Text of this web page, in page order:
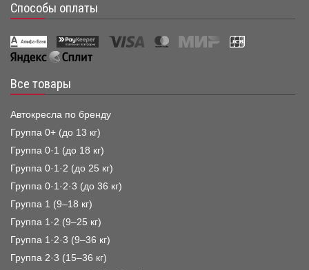
Способы оплаты
Все товары
Автокресла по бренду
Группа 0+ (до 13 кг)
Группа 0·1 (до 18 кг)
Группа 0·1·2 (до 25 кг)
Группа 0·1·2·3 (до 36 кг)
Группа 1 (9–18 кг)
Группа 1·2 (9–25 кг)
Группа 1·2·3 (9–36 кг)
Группа 2·3 (15–36 кг)